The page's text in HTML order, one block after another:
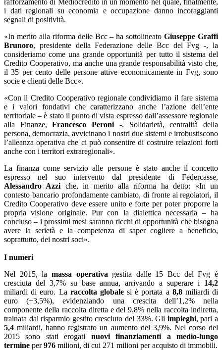
rafforzamento di Mediocredito in un momento nel quale, finalmente,
i dati regionali su economia e occupazione danno incoraggianti
segnali di positività.
«In merito alla riforma delle Bcc – ha sottolineatoGiuseppe Graffi
Brunoro, presidente della Federazione delle Bcc del Fvg -, la
consideriamo come una grande opportunità per tutto il sistema del
Credito Cooperativo, ma anche una grande responsabilità visto che,
il 35 per cento delle persone attive economicamente in Fvg, sono
socie e clienti delle Bcc».
«Con il Credito Cooperativo regionale condividiamo il fare sistema
e i valori fondativi che caratterizzano anche l’azione dell’ente
territoriale – è stato il punto di vista espresso dall’assessore regionale
alla Finanze,Francesco Peroni -. Solidarietà, centralità della
persona, democrazia, avvicinano i nostri due sistemi e irrobustiscono
l’alleanza operativa che ci può consentire di costruire relazioni forti
anche con i territori extraregionali».
La finanza come servizio alle persone è stato anche il concetto
espresso nel suo intervento dal presidente di Federcasse,
Alessandro Azzi che, in merito alla riforma ha detto: «In un
contesto bancario profondamente cambiato, di fronte ai regolatori, il
Credito Cooperativo deve essere unito e forte per poter proporre la
propria visione originale. Pur con la dialettica necessaria – ha
concluso – i prossimi mesi saranno ricchi di opportunità che bisogna
avere la serietà e la competenza di saper cogliere a beneficio,
soprattutto, dei nostri soci».
I numeri
Nel 2015, la massa operativa gestita dalle 15 Bcc del Fvg è
cresciuta del 3,7% su base annua, arrivando a superare i 14,2
miliardi di euro. La raccolta globalesi è portata a 8,8miliardi di
euro (+3,5%), evidenziando una crescita dell’1,2% nella
componente della raccolta diretta e del 9,8% nella raccolta indiretta,
trainata dal risparmio gestito cresciuto del 33%. Gli impieghi, pari a
5,4 miliardi, hanno registrato un aumento del 3,9%. Nel corso del
2015 sono stati erogati nuovi finanziamenti a medio-lungo
termine per976 milioni, di cui 271 milioni per acquisto di immobili.